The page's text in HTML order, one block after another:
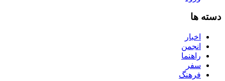
دسته ها
اخبار
انجمن
راهنما
سفر
فرهنگ